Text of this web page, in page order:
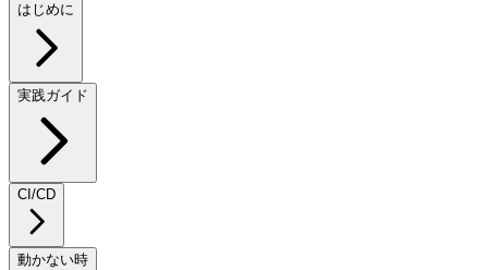
はじめに
実践ガイド
CI/CD
動かない時